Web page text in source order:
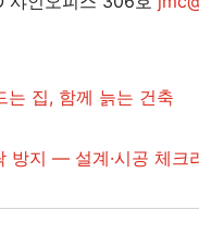
는 집, 함께 늙는 건축
방지 — 설계·시공 체크